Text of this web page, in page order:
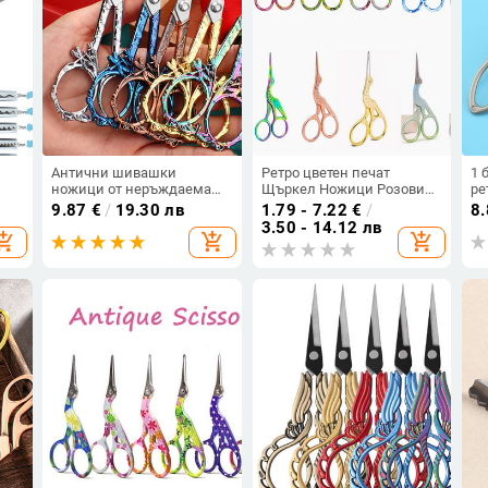
Антични шивашки
ножици от неръждаема
стомана Водни кончета
Ножици за кръстат бод
Ножица за бродерия с
конци Занаятчийски
9.87 € / 19.30 лв
add_shopping_cart
Ретро цветен печат
Щъркел Ножици Розови
шевни ножици за тъкани
Шивашки консумативи и
аксесоари Антични
занаяти Малки ножици
1.79 - 7.22 € /
3.50 - 14.12 лв
add_shopping_cart
1